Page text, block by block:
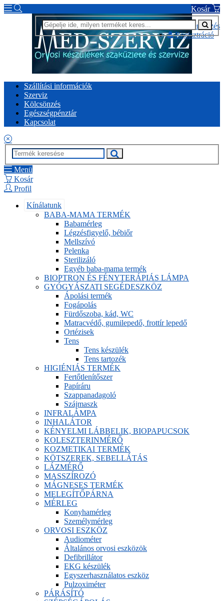
Kosár
Bejelentkezés
Regisztráció
Szállítási információk
Szerviz
Kölcsönzés
Egészségpénztár
Kapcsolat
Menü
Kosár
Profil
Kínálatunk
BABA-MAMA TERMÉK
Babamérleg
Légzésfigyelő, bébiőr
Mellszívó
Pelenka
Sterilizáló
Egyéb baba-mama termék
BIOPTRON ÉS FÉNYTERÁPIÁS LÁMPA
GYÓGYÁSZATI SEGÉDESZKÖZ
Ápolási termék
Fogápolás
Fürdőszoba, kád, WC
Matracvédő, gumilepedő, frottír lepedő
Ortézisek
Tens
Tens készülék
Tens tartozék
HIGIÉNIÁS TERMÉK
Fertőtlenítőszer
Papíráru
Szappanadagoló
Szájmaszk
INFRALÁMPA
INHALÁTOR
KÉNYELMI LÁBBELIK, BIOPAPUCSOK
KOLESZTERINMÉRŐ
KOZMETIKAI TERMÉK
KÖTSZEREK, SEBELLÁTÁS
LÁZMÉRŐ
MASSZÍROZÓ
MÁGNESES TERMÉK
MELEGÍTŐPÁRNA
MÉRLEG
Konyhamérleg
Személymérleg
ORVOSI ESZKÖZ
Audiométer
Általános orvosi eszközök
Defibrillátor
EKG készülék
Egyszerhasználatos eszköz
Pulzoximéter
PÁRÁSÍTÓ